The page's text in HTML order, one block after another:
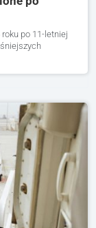
po 11-letniej